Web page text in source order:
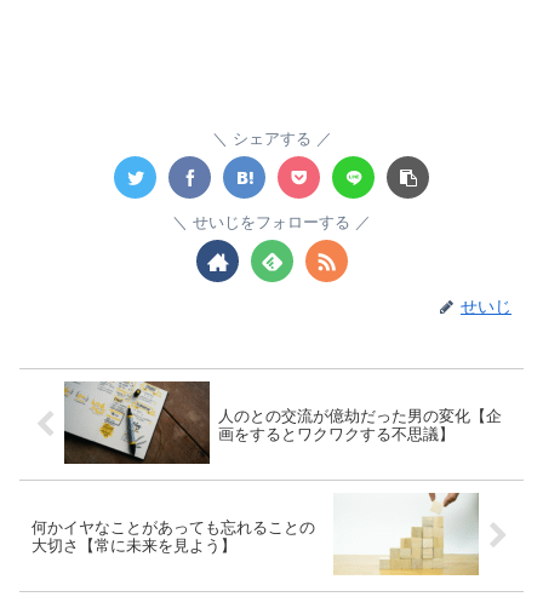
シェアする
せいじをフォローする
せいじ
人のとの交流が億劫だった男の変化【企
画をするとワクワクする不思議】
何かイヤなことがあっても忘れることの
大切さ【常に未来を見よう】